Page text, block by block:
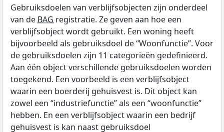
Gebruiksdoelen van verblijfsobjecten zijn onderdeel
van de BAG registratie. Ze geven aan hoe een
verblijfsobject wordt gebruikt. Een woning heeft
bijvoorbeeld als gebruiksdoel de “Woonfunctie”. Voor
de gebruiksdoelen zijn 11 categorieën gedefinieerd.
Aan één object verschillende gebruiksdoelen worden
toegekend. Een voorbeeld is een verblijfsobject
waarin een boerderij gehuisvest is. Dit object kan
zowel een “industriefunctie” als een “woonfunctie”
hebben. En een verblijfsobject waarin een bedrijf
gehuisvest is kan naast gebruiksdoel